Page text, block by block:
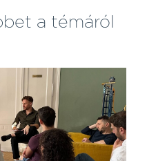
a témáról